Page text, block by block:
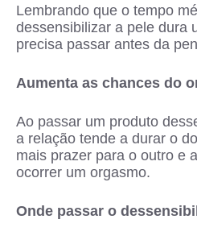
Lembrando que o tempo
dessensibilizar a pele dura
precisa passar antes da
Aumenta as chances do
Ao passar um produto
a relação tende a durar o
mais prazer para o outro e
ocorrer um orgasmo.
Onde passar o